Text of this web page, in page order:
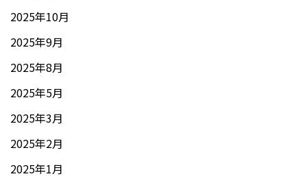
2025年10月
2025年9月
2025年8月
2025年5月
2025年3月
2025年2月
2025年1月